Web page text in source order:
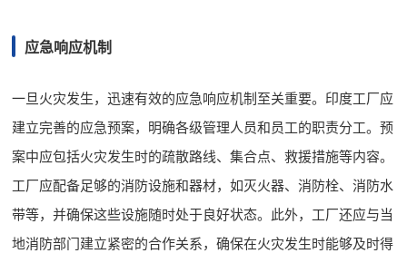
应急响应机制
一旦火灾发生，迅速有效的应急响应机制至关重要。印度工厂应
建立完善的应急预案，明确各级管理人员和员工的职责分工。预
案中应包括火灾发生时的疏散路线、集合点、救援措施等内容。
工厂应配备足够的消防设施和器材，如灭火器、消防栓、消防水
带等，并确保这些设施随时处于良好状态。此外，工厂还应与当
地消防部门建立紧密的合作关系，确保在火灾发生时能够及时得